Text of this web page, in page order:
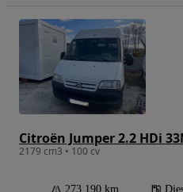
Citroën Jumper 2.2 HDi
2179 cm3 • 100 cv
273 190 km